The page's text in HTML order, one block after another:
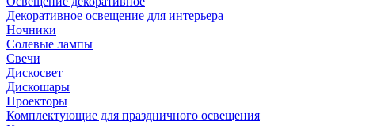
Декоративное освещение для интерьера
Ночники
Солевые лампы
Свечи
Дискосвет
Дискошары
Проекторы
Комплектующие для праздничного освещения